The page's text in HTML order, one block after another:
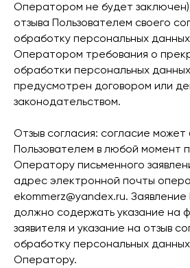
Оператором не будет
отзыва Пользователем своего
обработку персональных
Оператором требования о
обработки персональных
предусмотрен договором или
законодательством.
Отзыв согласия: согласие может
Пользователем в любой момент
Оператору письменного
адрес электронной почты
ekommerz@yandex.ru. Заявление
должно содержать указание на
заявителя и указание на отзыв
обработку персональных
Оператору.